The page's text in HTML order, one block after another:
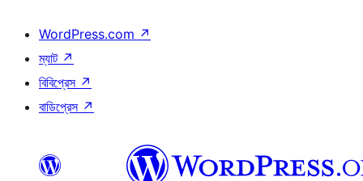
WordPress.com ↗
ম্যাট ↗
বিবিপ্রেস ↗
বাডিপ্রেস ↗